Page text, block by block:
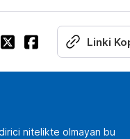
Linki
nitelikte olmayan bu